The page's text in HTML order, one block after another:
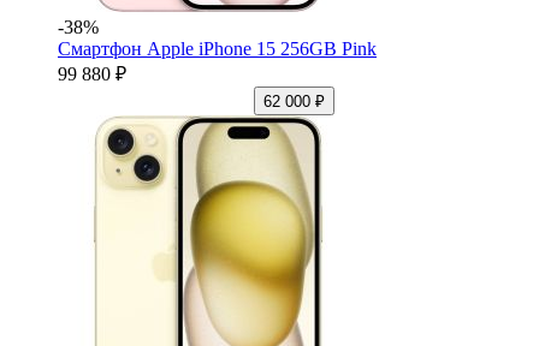
-38%
Смартфон Apple iPhone 15 256GB Pink
99 880 ₽
62 000 ₽